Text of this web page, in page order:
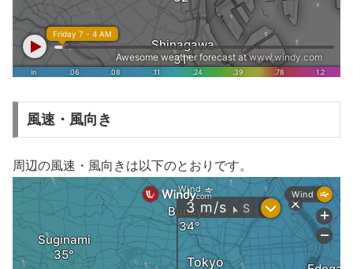
風速・風向き
周辺の風速・風向きは以下のとおりです。